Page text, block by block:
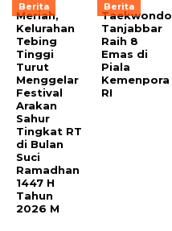
Berita
Meriah,
Kelurahan
Tebing
Tinggi
Turut
Menggelar
Festival
Arakan
Sahur
Tingkat RT
di Bulan
Suci
Ramadhan
1447 H
Tahun
2026 M
Berita
Taekwondo
Tanjabbar
Raih 8
Emas di
Piala
Kemenpora
RI